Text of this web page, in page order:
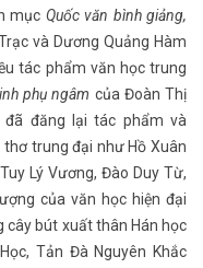
mục Quốc văn bình giảng,
và Dương Quảng Hàm
tác phẩm văn học trung
phụ ngâm của Đoàn Thị
đã đăng lại tác phẩm và
trung đại như Hồ Xuân
Lý Vương, Đào Duy Từ,
của văn học hiện đại
cây bút xuất thân Hán học
Tản Đà Nguyên Khắc